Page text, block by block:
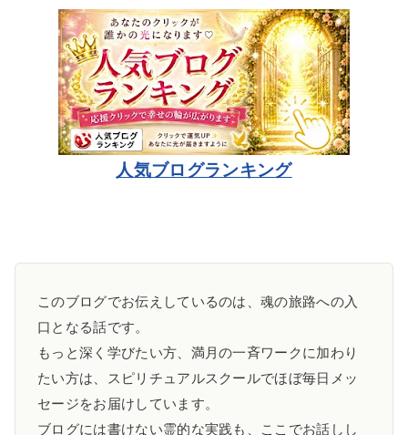
人気ブログランキング
このブログでお伝えしているのは、魂の旅路への入
口となる話です。
もっと深く学びたい方、満月の一斉ワークに加わり
たい方は、スピリチュアルスクールでほぼ毎日メッ
セージをお届けしています。
ブログには書けない霊的な実践も、ここでお話しし